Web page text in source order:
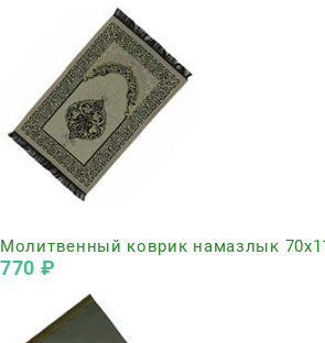
Молитвенный коврик намазлык
770 ₽